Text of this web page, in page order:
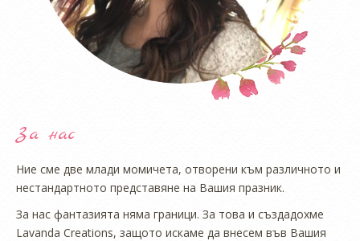
За нас
Ние сме две млади момичета, отворени към различното и
нестандартното представяне на Вашия празник.
За нас фантазията няма граници. За това и създадохме
Lavanda Creations, защото искаме да внесем във Вашия